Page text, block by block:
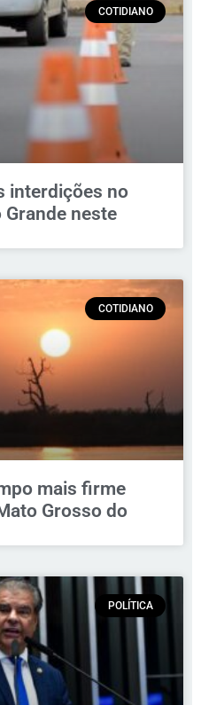
COTIDIANO
interdições no
neste
COTIDIANO
mais firme
Grosso do
POLÍTICA